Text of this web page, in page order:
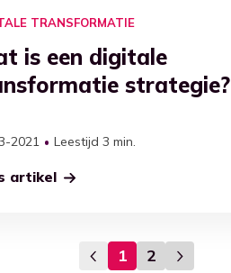
TRANSFORMATIE
is een digitale
strategie?
2021 Leestijd 3 min.
artikel
1 2